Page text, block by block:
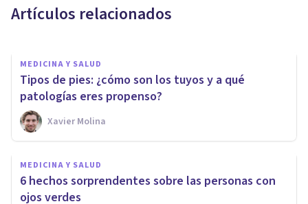
Artículos relacionados
Samuel Antonio Sánchez Amador
MEDICINA Y SALUD
Tipos de pies: ¿cómo son los tuyos y a qué
patologías eres propenso?
Xavier Molina
MEDICINA Y SALUD
6 hechos sorprendentes sobre las personas con
ojos verdes
MEDICINA Y SALUD
El mes de nacimiento indica el
riesgo de sufrir algunas
enfermedades